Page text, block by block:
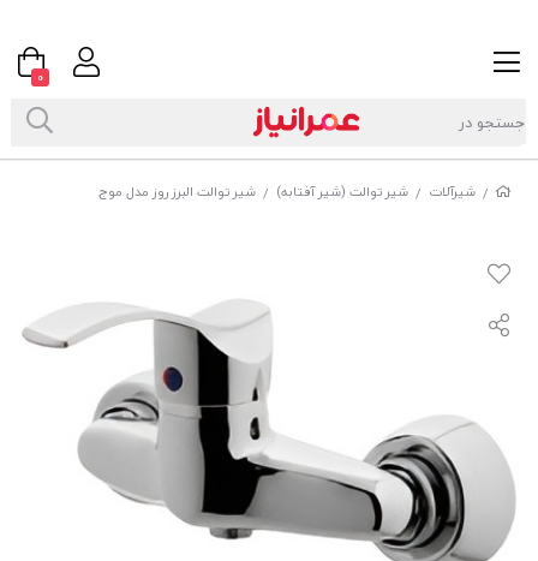
/ شیرآلات / شیر توالت (شیر آفتابه) / شیر توالت البرز روز مدل موج
0